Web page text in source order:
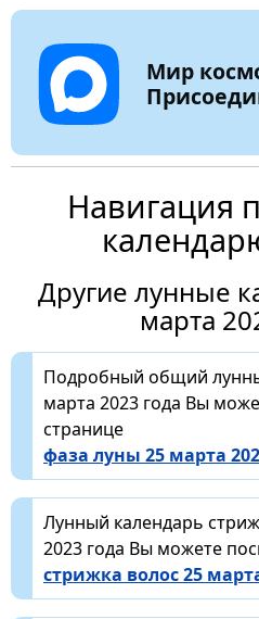
Мир
Навигация
Другие лунные
марта
Подробный общий
марта 2023 года Вы
странице
фаза луны 25 марта
Лунный календарь
2023 года Вы можете
стрижка волос 25